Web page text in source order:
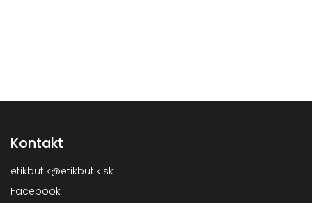
Kontakt
etikbutik@etikbutik.sk
Facebook